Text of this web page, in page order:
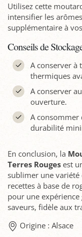
Utilisez cette
intensifier les
supplémentaire à
Conseils de
A conserver à
thermiques
A conserver
ouverture.
A consommer
durabilité
En conclusion, la
Terres Rouges est
sublimer une variété
recettes à base de
pour une
saveurs, fidèle aux
Origine : Alsace